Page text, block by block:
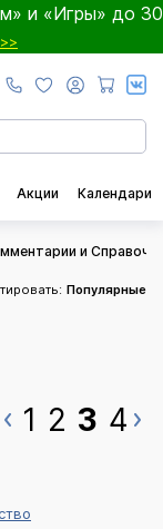
и «Игры» до 30
Акции Календари
и
Популярные
1 2 3 4